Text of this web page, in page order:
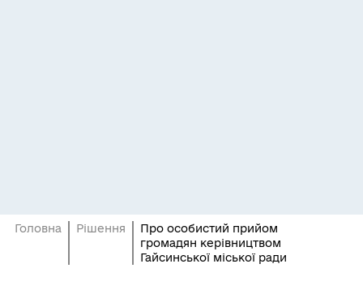
Головна Рішення
Про особистий прийом
громадян керівництвом
Гайсинської міської ради